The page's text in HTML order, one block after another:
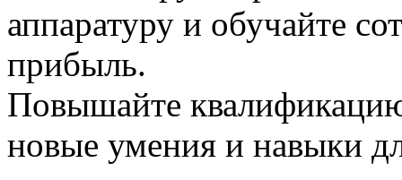
аппаратуру и обучайте
прибыль.
Повышайте
новые умения и навыки